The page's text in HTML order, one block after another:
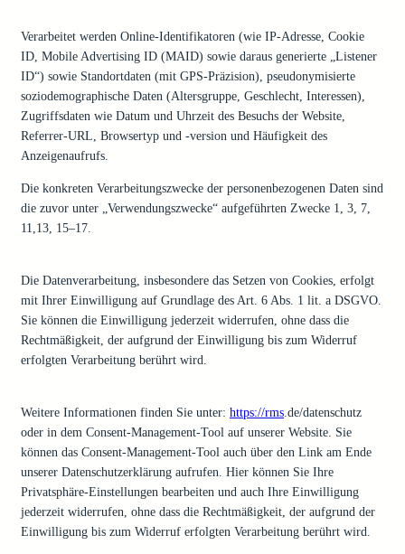
Verarbeitet werden Online-Identifikatoren (wie IP-Adresse, Cookie
ID, Mobile Advertising ID (MAID) sowie daraus generierte „Listener
ID“) sowie Standortdaten (mit GPS-Präzision), pseudonymisierte
soziodemographische Daten (Altersgruppe, Geschlecht, Interessen),
Zugriffsdaten wie Datum und Uhrzeit des Besuchs der Website,
Referrer-URL, Browsertyp und -version und Häufigkeit des
Anzeigenaufrufs.
Die konkreten Verarbeitungszwecke der personenbezogenen Daten sind
die zuvor unter „Verwendungszwecke“ aufgeführten Zwecke 1, 3, 7,
11,13, 15–17.
Die Datenverarbeitung, insbesondere das Setzen von Cookies, erfolgt
mit Ihrer Einwilligung auf Grundlage des Art. 6 Abs. 1 lit. a DSGVO.
Sie können die Einwilligung jederzeit widerrufen, ohne dass die
Rechtmäßigkeit, der aufgrund der Einwilligung bis zum Widerruf
erfolgten Verarbeitung berührt wird.
Weitere Informationen finden Sie unter: https://rms.de/datenschutz
oder in dem Consent-Management-Tool auf unserer Website. Sie
können das Consent-Management-Tool auch über den Link am Ende
unserer Datenschutzerklärung aufrufen. Hier können Sie Ihre
Privatsphäre-Einstellungen bearbeiten und auch Ihre Einwilligung
jederzeit widerrufen, ohne dass die Rechtmäßigkeit, der aufgrund der
Einwilligung bis zum Widerruf erfolgten Verarbeitung berührt wird.